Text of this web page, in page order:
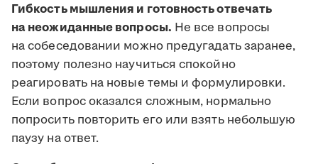
Гибкость мышления и готовность отвечать
на неожиданные вопросы. Не все вопросы
на собеседовании можно предугадать заранее,
поэтому полезно научиться спокойно
реагировать на новые темы и формулировки.
Если вопрос оказался сложным, нормально
попросить повторить его или взять небольшую
паузу на ответ.